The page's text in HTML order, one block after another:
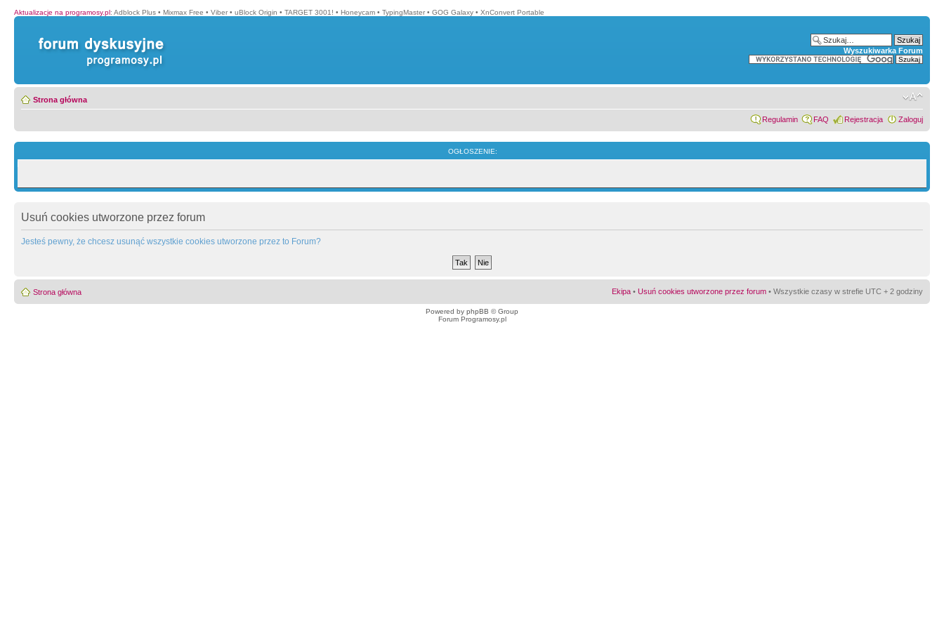
Aktualizacje na programosy.pl: Adblock Plus • Mixmax Free • Viber • uBlock Origin • TARGET 3001! • Honeycam • TypingMaster • GOG Galaxy • XnConvert Portable
Wyszukiwarka Forum
Strona główna
Regulamin FAQ Rejestracja Zaloguj
OGŁOSZENIE:
Usuń cookies utworzone przez forum
Jesteś pewny, że chcesz usunąć wszystkie cookies utworzone przez to Forum?
Strona główna Ekipa • Usuń cookies utworzone przez forum • Wszystkie czasy w strefie UTC + 2 godziny
Powered by phpBB © Group
Forum Programosy.pl